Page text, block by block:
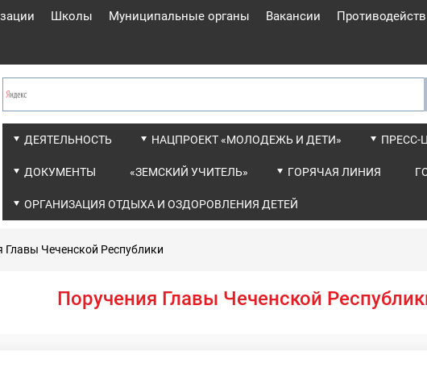
Школы Муниципальные органы Вакансии
ДЕЯТЕЛЬНОСТЬ НАЦПРОЕКТ «МОЛОДЕЖЬ И ДЕТИ» ПРЕСС-
ДОКУМЕНТЫ «ЗЕМСКИЙ УЧИТЕЛЬ» ГОРЯЧАЯ ЛИНИЯ
ОРГАНИЗАЦИЯ ОТДЫХА И ОЗДОРОВЛЕНИЯ ДЕТЕЙ
Главы Чеченской Республики
Поручения Главы Чеченской